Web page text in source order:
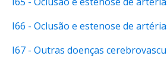
I66 - Oclusão e estenose de
I67 - Outras doenças